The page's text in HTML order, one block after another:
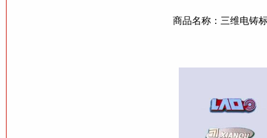
商品名称：三维电铸